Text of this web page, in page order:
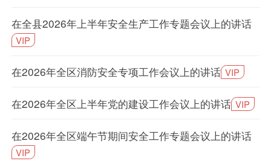
在全县2026年上半年安全生产工作专题会议上的讲话
VIP
在2026年全区消防安全专项工作会议上的讲话 VIP
在2026年全区上半年党的建设工作会议上的讲话 VIP
在2026年全区端午节期间安全工作专题会议上的讲话
VIP